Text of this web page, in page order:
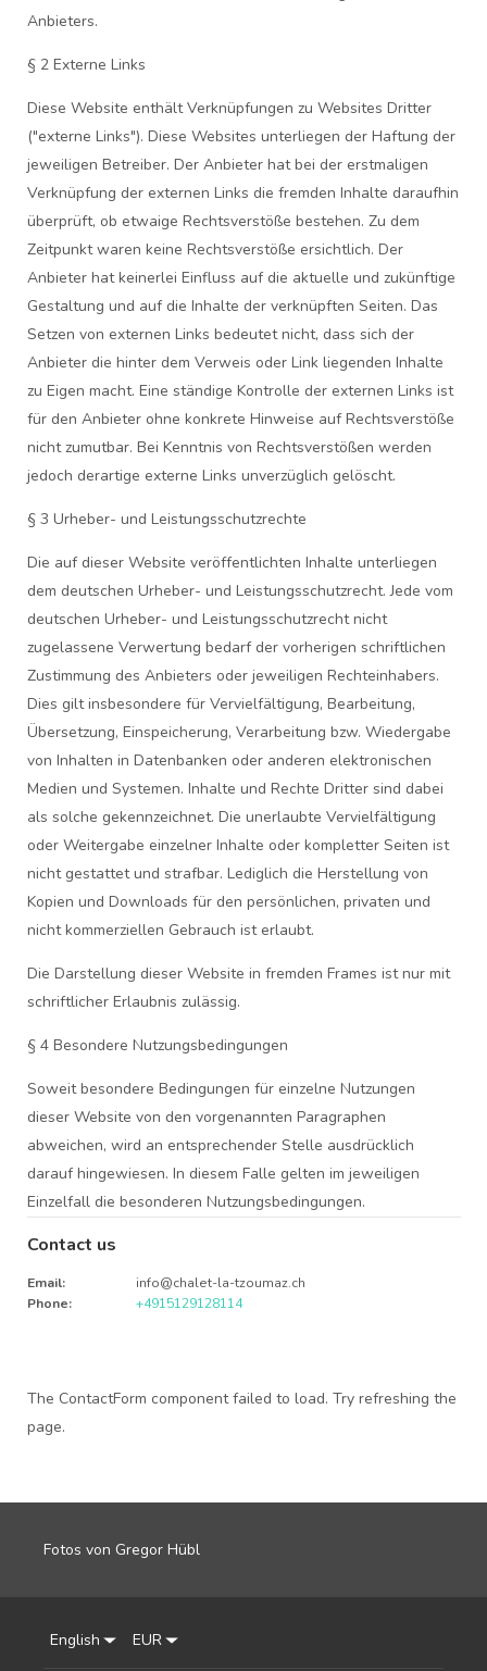
Anbieters.
§ 2 Externe Links
Diese Website enthält Verknüpfungen zu Websites Dritter
("externe Links"). Diese Websites unterliegen der Haftung der
jeweiligen Betreiber. Der Anbieter hat bei der erstmaligen
Verknüpfung der externen Links die fremden Inhalte daraufhin
überprüft, ob etwaige Rechtsverstöße bestehen. Zu dem
Zeitpunkt waren keine Rechtsverstöße ersichtlich. Der
Anbieter hat keinerlei Einfluss auf die aktuelle und zukünftige
Gestaltung und auf die Inhalte der verknüpften Seiten. Das
Setzen von externen Links bedeutet nicht, dass sich der
Anbieter die hinter dem Verweis oder Link liegenden Inhalte
zu Eigen macht. Eine ständige Kontrolle der externen Links ist
für den Anbieter ohne konkrete Hinweise auf Rechtsverstöße
nicht zumutbar. Bei Kenntnis von Rechtsverstößen werden
jedoch derartige externe Links unverzüglich gelöscht.
§ 3 Urheber- und Leistungsschutzrechte
Die auf dieser Website veröffentlichten Inhalte unterliegen
dem deutschen Urheber- und Leistungsschutzrecht. Jede vom
deutschen Urheber- und Leistungsschutzrecht nicht
zugelassene Verwertung bedarf der vorherigen schriftlichen
Zustimmung des Anbieters oder jeweiligen Rechteinhabers.
Dies gilt insbesondere für Vervielfältigung, Bearbeitung,
Übersetzung, Einspeicherung, Verarbeitung bzw. Wiedergabe
von Inhalten in Datenbanken oder anderen elektronischen
Medien und Systemen. Inhalte und Rechte Dritter sind dabei
als solche gekennzeichnet. Die unerlaubte Vervielfältigung
oder Weitergabe einzelner Inhalte oder kompletter Seiten ist
nicht gestattet und strafbar. Lediglich die Herstellung von
Kopien und Downloads für den persönlichen, privaten und
nicht kommerziellen Gebrauch ist erlaubt.
Die Darstellung dieser Website in fremden Frames ist nur mit
schriftlicher Erlaubnis zulässig.
§ 4 Besondere Nutzungsbedingungen
Soweit besondere Bedingungen für einzelne Nutzungen
dieser Website von den vorgenannten Paragraphen
abweichen, wird an entsprechender Stelle ausdrücklich
darauf hingewiesen. In diesem Falle gelten im jeweiligen
Einzelfall die besonderen Nutzungsbedingungen.
Contact us
Email:
info@chalet-la-tzoumaz.ch
Phone: +4915129128114
The ContactForm component failed to load. Try refreshing the
page.
Fotos von Gregor Hübl
English EUR